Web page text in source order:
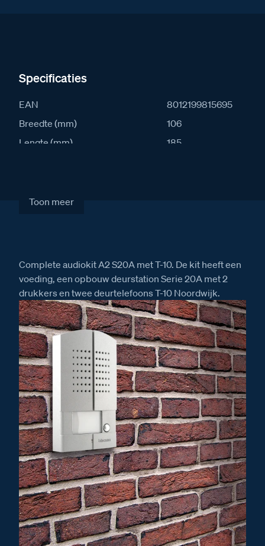
Specificaties
EAN
8012199815695
Breedte (mm)
106
Lengte (mm)
185
IP waarde
Toon meer
Complete audiokit A2 S20A met T-10. De kit heeft een
voeding, een opbouw deurstation Serie 20A met 2
drukkers en twee deurtelefoons T-10 Noordwijk.